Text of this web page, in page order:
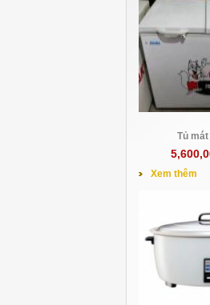
Tủ
Xem thêm